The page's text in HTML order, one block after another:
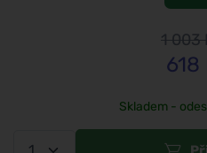
1 003
618
Skladem -